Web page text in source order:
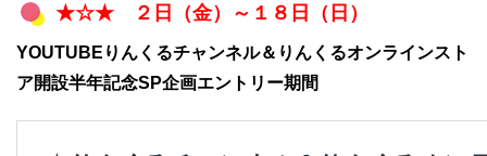
★☆★ ２日（金）～１８日（日）
YOUTUBEりんくるチャンネル＆りんくるオンラインスト
ア開設半年記念SP企画エントリー期間